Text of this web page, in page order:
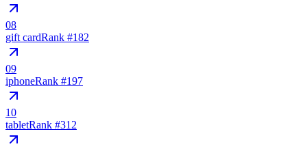
08
gift cardRank #182
09
iphoneRank #197
10
tabletRank #312